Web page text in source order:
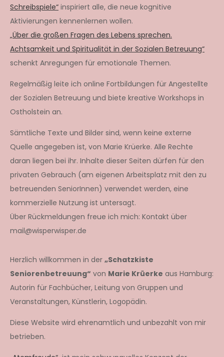
Schreibspiele“ inspiriert alle, die neue kognitive
Aktivierungen kennenlernen wollen.
„Über die großen Fragen des Lebens sprechen.
Achtsamkeit und Spiritualität in der Sozialen Betreuung“
schenkt Anregungen für emotionale Themen.
Regelmäßig leite ich online Fortbildungen für Angestellte
der Sozialen Betreuung und biete kreative Workshops in
Ostholstein an.
Sämtliche Texte und Bilder sind, wenn keine externe
Quelle angegeben ist, von Marie Krüerke. Alle Rechte
daran liegen bei ihr. Inhalte dieser Seiten dürfen für den
privaten Gebrauch (am eigenen Arbeitsplatz mit den zu
betreuenden SeniorInnen) verwendet werden, eine
kommerzielle Nutzung ist untersagt.
Über Rückmeldungen freue ich mich: Kontakt über
mail@wisperwisper.de
Herzlich willkommen in der „Schatzkiste
Seniorenbetreuung“ von Marie Krüerke aus Hamburg:
Autorin für Fachbücher, Leitung von Gruppen und
Veranstaltungen, Künstlerin, Logopädin.
Diese Website wird ehrenamtlich und unbezahlt von mir
betrieben.